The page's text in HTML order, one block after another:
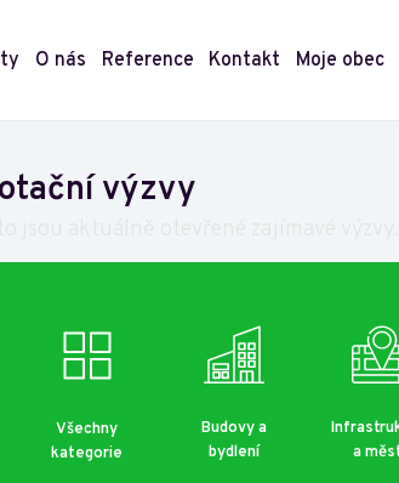
O nás Reference Kontakt Moje obec
výzvy
jsou aktuálně otevřené zajímavé
Všechny
kategorie
Budovy a
bydlení
a